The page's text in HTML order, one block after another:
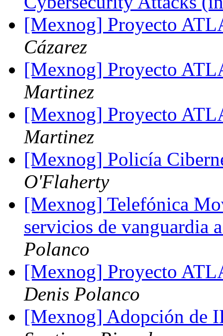
[Mexnog] Proyecto
Cázarez
[Mexnog] Proyecto
Martinez
[Mexnog] Proyecto
Martinez
[Mexnog] Policía
O'Flaherty
[Mexnog] Telefónica
servicios de vanguardia
Polanco
[Mexnog] Proyecto
Denis Polanco
[Mexnog] Adopción de